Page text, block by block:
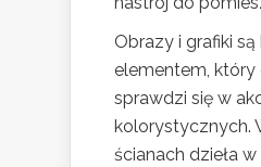
Obrazy i grafiki
elementem, który
sprawdzi się w
kolorystycznych.
ścianach dzieła w